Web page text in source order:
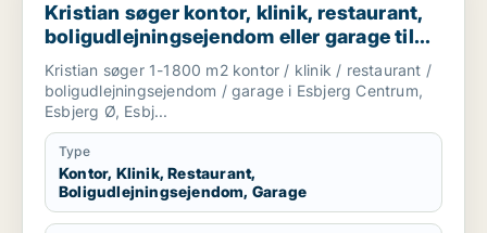
Kristian søger kontor, klinik, restaurant,
boligudlejningsejendom eller garage til
salg i Esbjerg
Kristian søger 1-1800 m2 kontor / klinik / restaurant /
boligudlejningsejendom / garage i Esbjerg Centrum,
Esbjerg Ø, Esbj...
Type
Kontor, Klinik, Restaurant,
Boligudlejningsejendom, Garage